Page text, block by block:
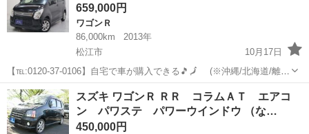
659,000円
ワゴンＲ
86,000km
2013年
松江市
10月17日
【℡:0120-37-0106】自宅で車が購入できる🎵🗾 (※沖縄/北海道/離島
除く) 今回のお車の詳細はこちらから↓仮審査も◎
https://www.otoron.jp/lists/detail?carno=...
島根 松江市 ワゴンＲ
スズキ ワゴンＲ ＲＲ コラムＡＴ エアコ
ン パワステ パワーウインドウ （な…
450,000円